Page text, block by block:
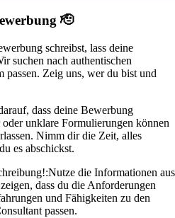
🫡
schreibst, lass deine
suchen nach authentischen
passen. Zeig uns, wer du bist und
dass deine Bewerbung
unklare Formulierungen können
Nimm dir die Zeit, alles
es abschickst.
Nutze die Informationen aus
dass du die Anforderungen
und Fähigkeiten zu den
passen.